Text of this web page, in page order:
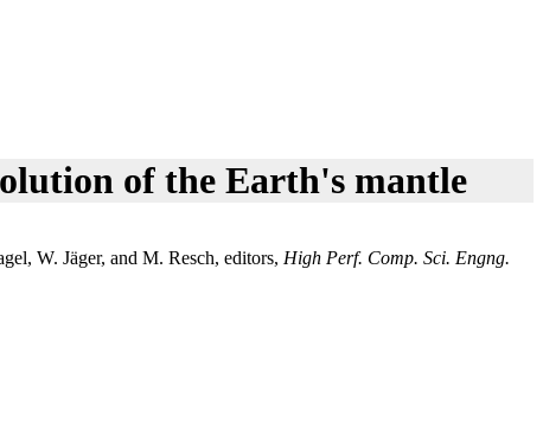
of the Earth's mantle​
W. Jäger, and M. Resch, editors, High Perf. Comp. Sci. Engng.